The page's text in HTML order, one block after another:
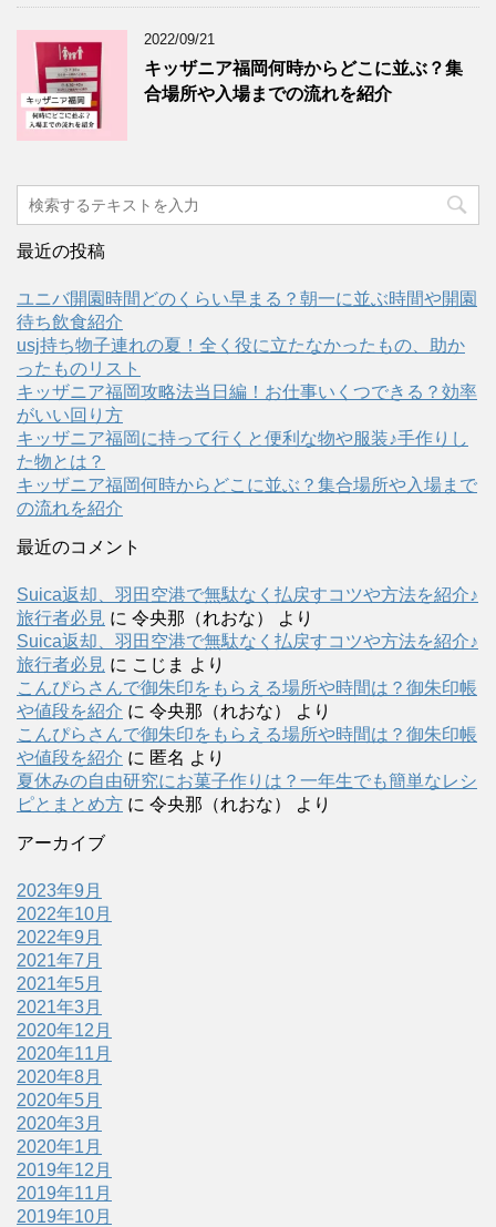
2022/09/21
キッザニア福岡何時からどこに並ぶ？集
合場所や入場までの流れを紹介
最近の投稿
ユニバ開園時間どのくらい早まる？朝一に並ぶ時間や開園
待ち飲食紹介
usj持ち物子連れの夏！全く役に立たなかったもの、助か
ったものリスト
キッザニア福岡攻略法当日編！お仕事いくつできる？効率
がいい回り方
キッザニア福岡に持って行くと便利な物や服装♪手作りし
た物とは？
キッザニア福岡何時からどこに並ぶ？集合場所や入場まで
の流れを紹介
最近のコメント
Suica返却、羽田空港で無駄なく払戻すコツや方法を紹介♪
旅行者必見 に 令央那（れおな）
より
Suica返却、羽田空港で無駄なく払戻すコツや方法を紹介♪
旅行者必見 に こじま より
こんぴらさんで御朱印をもらえる場所や時間は？御朱印帳
や値段を紹介 に 令央那（れおな）
より
こんぴらさんで御朱印をもらえる場所や時間は？御朱印帳
や値段を紹介 に 匿名 より
夏休みの自由研究にお菓子作りは？一年生でも簡単なレシ
ピとまとめ方 に 令央那（れおな） より
アーカイブ
2023年9月
2022年10月
2022年9月
2021年7月
2021年5月
2021年3月
2020年12月
2020年11月
2020年8月
2020年5月
2020年3月
2020年1月
2019年12月
2019年11月
2019年10月